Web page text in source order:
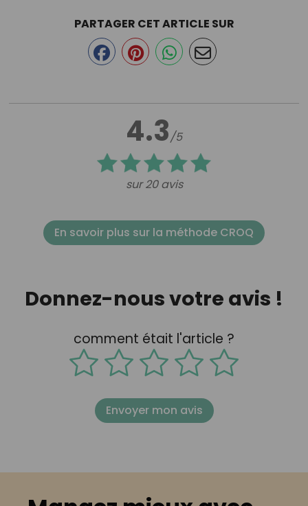
4.3/5
sur 20 avis
PARTAGER CET ARTICLE SUR
En savoir plus sur la méthode CROQ
Donnez-nous votre avis !
comment était l'article ?
Envoyer mon avis